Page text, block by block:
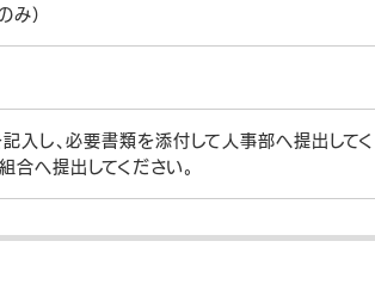
み）
記入し、必要書類を添付して人事部へ提出してく
へ提出してください。